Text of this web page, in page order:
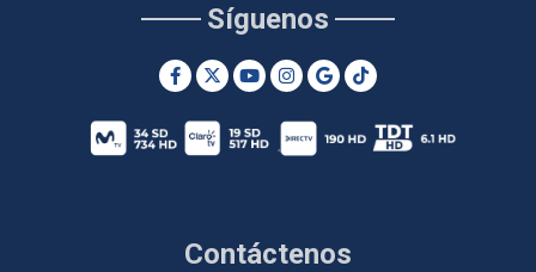
Contáctenos
Síguenos